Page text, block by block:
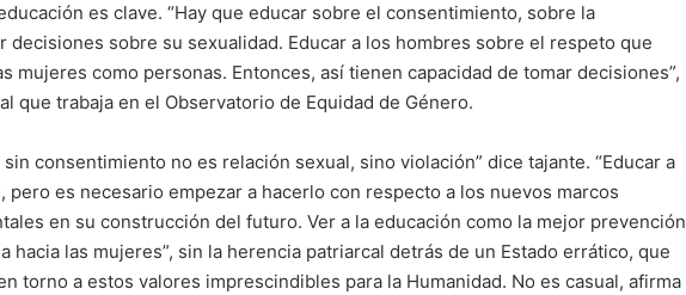
es clave. “Hay que educar sobre el consentimiento, sobre la
decisiones sobre su sexualidad. Educar a los hombres sobre el respeto que
mujeres como personas. Entonces, así tienen capacidad de tomar decisiones”,
que trabaja en el Observatorio de Equidad de Género.
consentimiento no es relación sexual, sino violación” dice tajante. “Educar a
pero es necesario empezar a hacerlo con respecto a los nuevos marcos
en su construcción del futuro. Ver a la educación como la mejor prevención
hacia las mujeres”, sin la herencia patriarcal detrás de un Estado errático, que
torno a estos valores imprescindibles para la Humanidad. No es casual, afirma